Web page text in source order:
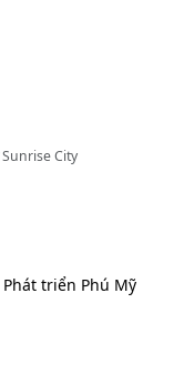
City
triển Phú Mỹ